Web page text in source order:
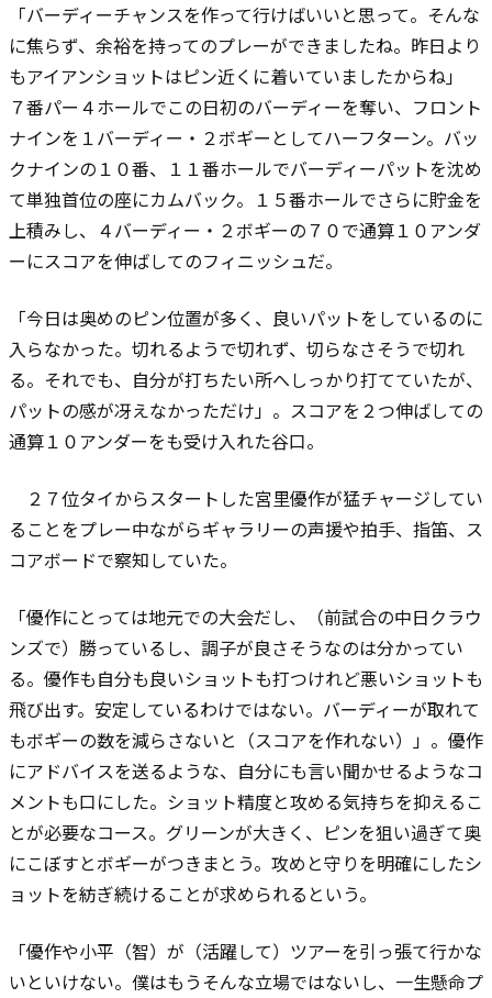
「バーディーチャンスを作って行けばいいと思って。そんな
に焦らず、余裕を持ってのプレーができましたね。昨日より
もアイアンショットはピン近くに着いていましたからね」
７番パー４ホールでこの日初のバーディーを奪い、フロント
ナインを１バーディー・２ボギーとしてハーフターン。バッ
クナインの１０番、１１番ホールでバーディーパットを沈め
て単独首位の座にカムバック。１５番ホールでさらに貯金を
上積みし、４バーディー・２ボギーの７０で通算１０アンダ
ーにスコアを伸ばしてのフィニッシュだ。
「今日は奥めのピン位置が多く、良いパットをしているのに
入らなかった。切れるようで切れず、切らなさそうで切れ
る。それでも、自分が打ちたい所へしっかり打てていたが、
パットの感が冴えなかっただけ」。スコアを２つ伸ばしての
通算１０アンダーをも受け入れた谷口。
２７位タイからスタートした宮里優作が猛チャージしてい
ることをプレー中ながらギャラリーの声援や拍手、指笛、ス
コアボードで察知していた。
「優作にとっては地元での大会だし、（前試合の中日クラウ
ンズで）勝っているし、調子が良さそうなのは分かってい
る。優作も自分も良いショットも打つけれど悪いショットも
飛び出す。安定しているわけではない。バーディーが取れて
もボギーの数を減らさないと（スコアを作れない）」。優作
にアドバイスを送るような、自分にも言い聞かせるようなコ
メントも口にした。ショット精度と攻める気持ちを抑えるこ
とが必要なコース。グリーンが大きく、ピンを狙い過ぎて奥
にこぼすとボギーがつきまとう。攻めと守りを明確にしたシ
ョットを紡ぎ続けることが求められるという。
「優作や小平（智）が（活躍して）ツアーを引っ張て行かな
いといけない。僕はもうそんな立場ではないし、一生懸命プ